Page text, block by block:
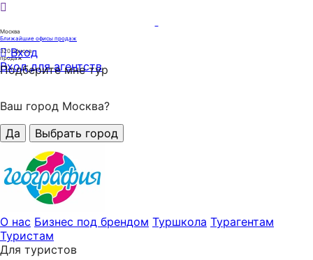
Москва
Ближайшие офисы продаж
320офисов
продаж
Вход
Вход для агентств
Подберите мне тур
Ваш город Москва?
Да
Выбрать город
О нас Бизнес под брендом Туршкола Турагентам
Туристам
Для туристов